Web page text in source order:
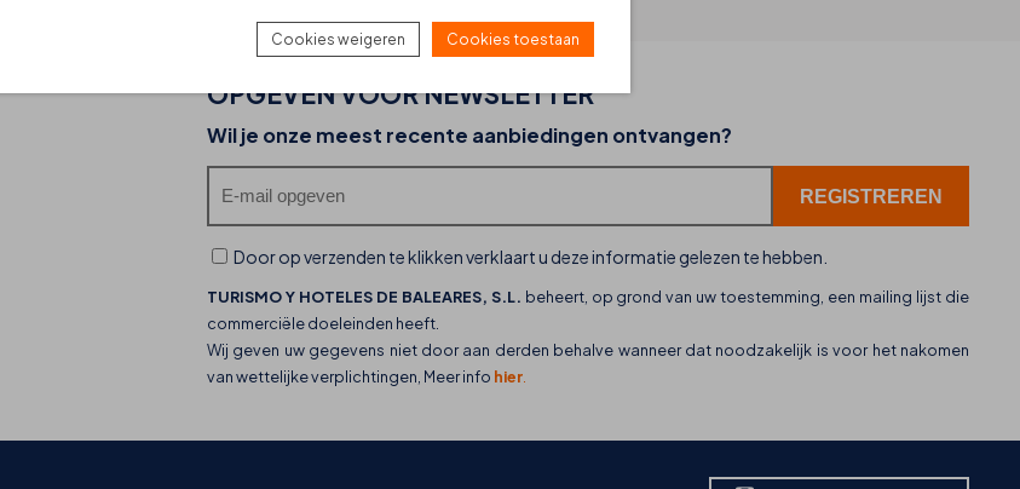
Ontdek de foodtrucks van THB hotels en hun
THB hotels zet WhatsApp in als nieuw
klantenservicekanaal
OPGEVEN VOOR NEWSLETTER
Wil je onze meest recente aanbiedingen ontvangen?
Door op verzenden te klikken verklaart u deze informatie gelezen te hebben.
TURISMO Y HOTELES DE BALEARES, S.L. beheert, op grond van uw toestemming, een mailing lijst die
commerciële doeleinden heeft.
Wij geven uw gegevens niet door aan derden behalve wanneer dat noodzakelijk is voor het nakomen
van wettelijke verplichtingen, Meer info hier
Cookies weigeren Cookies toestaan